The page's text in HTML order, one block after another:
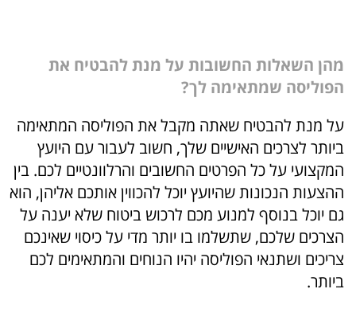
מהן השאלות החשובות על מנת להבטיח את
הפוליסה שמתאימה לך?
על מנת להבטיח שאתה מקבל את הפוליסה המתאימה
ביותר לצרכים האישיים שלך, חשוב לעבור עם היועץ
המקצועי על כל הפרטים החשובים והרלוונטיים לכם. בין
ההצעות הנכונות שהיועץ יוכל להכווין אותכם אליהן, הוא
גם יוכל בנוסף למנוע מכם לרכוש ביטוח שלא יענה על
הצרכים שלכם, שתשלמו בו יותר מדי על כיסוי שאינכם
צריכים ושתנאי הפוליסה יהיו הנוחים והמתאימים לכם
ביותר.